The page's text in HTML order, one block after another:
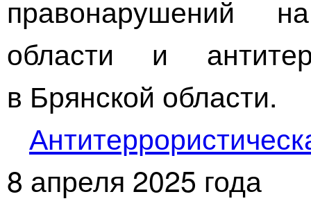
правонарушений
области и
в Брянской области.
8 апреля 2025 года